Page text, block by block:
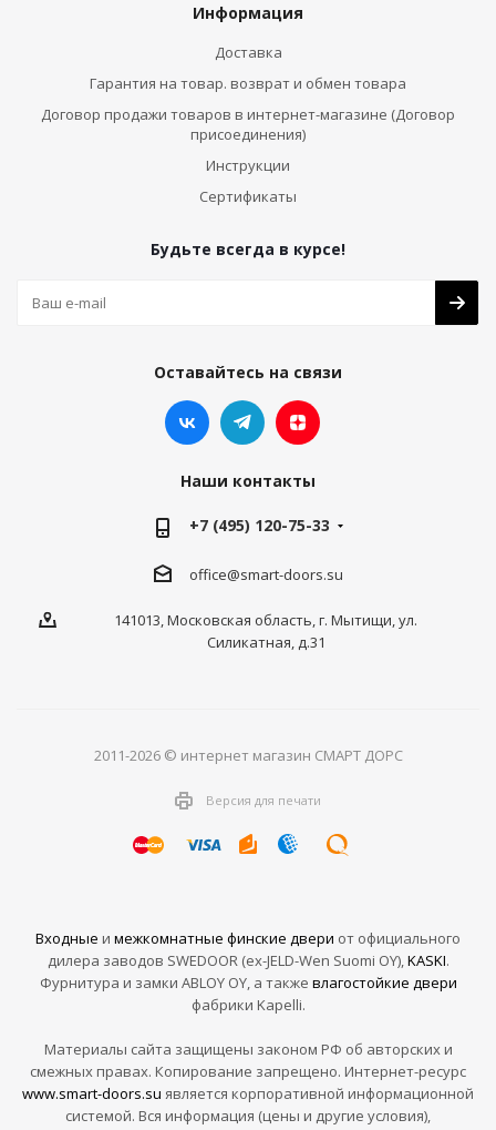
Информация
Доставка
Гарантия на товар. возврат и обмен товара
Договор продажи товаров в интернет-магазине (Договор
присоединения)
Инструкции
Сертификаты
Будьте всегда в курсе!
Оставайтесь на связи
Наши контакты
+7 (495) 120-75-33
office@smart-doors.su
141013, Московская область, г. Мытищи, ул.
Силикатная, д.31
2011-2026 © интернет магазин СМАРТ ДОРС
Версия для печати
Входные и межкомнатные финские двери от официального
дилера заводов SWEDOOR (ex-JELD-Wen Suomi OY),KASKI.
Фурнитура и замки ABLOY OY, а также влагостойкие двери
фабрики Kapelli.
Материалы сайта защищены законом РФ об авторских и
смежных правах. Копирование запрещено. Интернет-ресурс
www.smart-doors.su является корпоративной информационной
системой. Вся информация (цены и другие условия),